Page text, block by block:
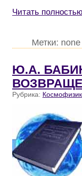
Читать
Метки: none
Ю.А.
Рубрика: